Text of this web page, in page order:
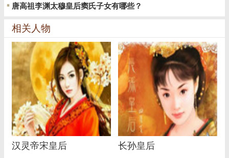
唐高祖李渊太穆皇后窦氏子女有哪些？
相关人物
汉灵帝宋皇后 长孙皇后